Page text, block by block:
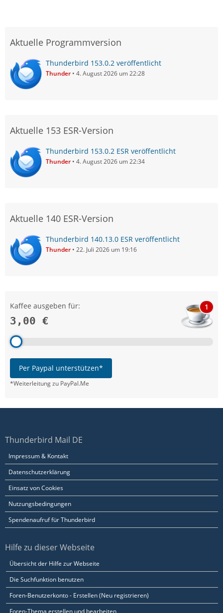
Aktuelle Programmversion
Thunderbird 153.0.2 veröffentlicht
Thunder 4. August 2026 um 22:28
Aktuelle 153 ESR-Version
Thunderbird 153.0.2 ESR veröffentlicht
Thunder 4. August 2026 um 22:34
Aktuelle 140 ESR-Version
Thunderbird 140.13.0 ESR veröffentlicht
Thunder 22. Juli 2026 um 19:16
Kaffee ausgeben für:
3,00 €
1
Per Paypal unterstützen*
*Weiterleitung zu PayPal.Me
Thunderbird Mail DE
Impressum & Kontakt
Datenschutzerklärung
Einsatz von Cookies
Nutzungsbedingungen
Spendenaufruf für Thunderbird
Hilfe zu dieser Webseite
Übersicht der Hilfe zur Webseite
Die Suchfunktion benutzen
Foren-Benutzerkonto - Erstellen (Neu registrieren)